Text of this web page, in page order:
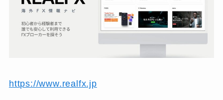
https://www.realfx.jp